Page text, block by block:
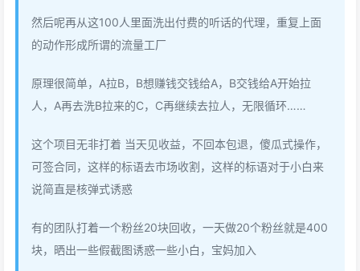
然后呢再从这100人里面洗出付费的听话的代理，重复上面
的动作形成所谓的流量工厂
原理很简单，A拉B，B想赚钱交钱给A，B交钱给A开始拉
人，A再去洗B拉来的C，C再继续去拉人，无限循环……
这个项目无非打着 当天见收益，不回本包退，傻瓜式操作，
可签合同，这样的标语去市场收割，这样的标语对于小白来
说简直是核弹式诱惑
有的团队打着一个粉丝20块回收，一天做20个粉丝就是400
块，晒出一些假截图诱惑一些小白，宝妈加入